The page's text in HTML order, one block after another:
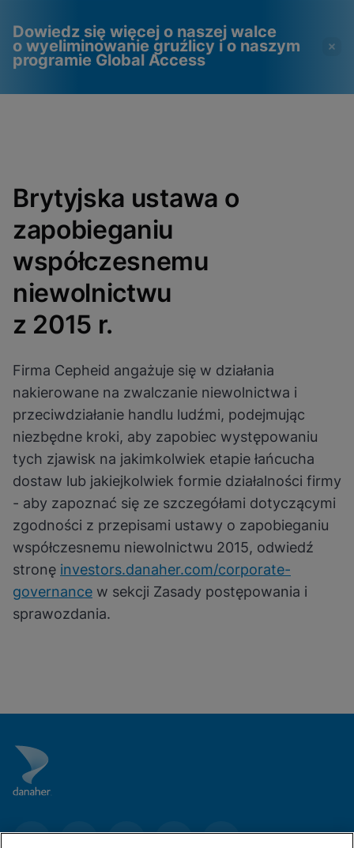
Dowiedz się więcej o naszej walce
o wyeliminowanie gruźlicy i o naszym
programie Global Access
cookie funkcjonalnych zaktualizuje te
ustawienia dla wszystkich plików
Zobacz i zaktualizuj ustawienia plików cookie
Zobacz politykę prywatności
Brytyjska ustawa o
zapobieganiu
współczesnemu
niewolnictwu
z 2015 r.
Firma Cepheid angażuje się w działania
nakierowane na zwalczanie niewolnictwa i
przeciwdziałanie handlu ludźmi, podejmując
niezbędne kroki, aby zapobiec występowaniu
tych zjawisk na jakimkolwiek etapie łańcucha
dostaw lub jakiejkolwiek formie działalności firmy
- aby zapoznać się ze szczegółami dotyczącymi
zgodności z przepisami ustawy o zapobieganiu
współczesnemu niewolnictwu 2015, odwiedź
stronę investors.danaher.com/corporate-
governance w sekcji Zasady postępowania i
sprawozdania.